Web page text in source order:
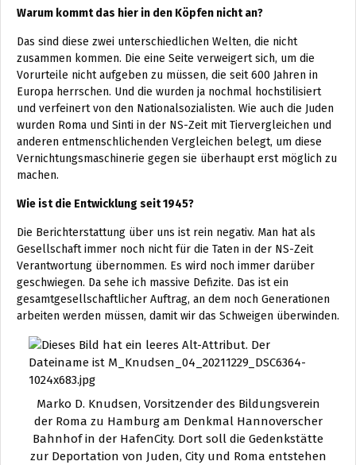
Warum kommt das hier in den Köpfen nicht an?
Das sind diese zwei unterschiedlichen Welten, die nicht
zusammen kommen. Die eine Seite verweigert sich, um die
Vorurteile nicht aufgeben zu müssen, die seit 600 Jahren in
Europa herrschen. Und die wurden ja nochmal hochstilisiert
und verfeinert von den Nationalsozialisten. Wie auch die Juden
wurden Roma und Sinti in der NS-Zeit mit Tiervergleichen und
anderen entmenschlichenden Vergleichen belegt, um diese
Vernichtungsmaschinerie gegen sie überhaupt erst möglich zu
machen.
Wie ist die Entwicklung seit 1945?
Die Berichterstattung über uns ist rein negativ. Man hat als
Gesellschaft immer noch nicht für die Taten in der NS-Zeit
Verantwortung übernommen. Es wird noch immer darüber
geschwiegen. Da sehe ich massive Defizite. Das ist ein
gesamtgesellschaftlicher Auftrag, an dem noch Generationen
arbeiten werden müssen, damit wir das Schweigen überwinden.
Marko D. Knudsen, Vorsitzender des Bildungsverein
der Roma zu Hamburg am Denkmal Hannoverscher
Bahnhof in der HafenCity. Dort soll die Gedenkstätte
zur Deportation von Juden, City und Roma entstehen